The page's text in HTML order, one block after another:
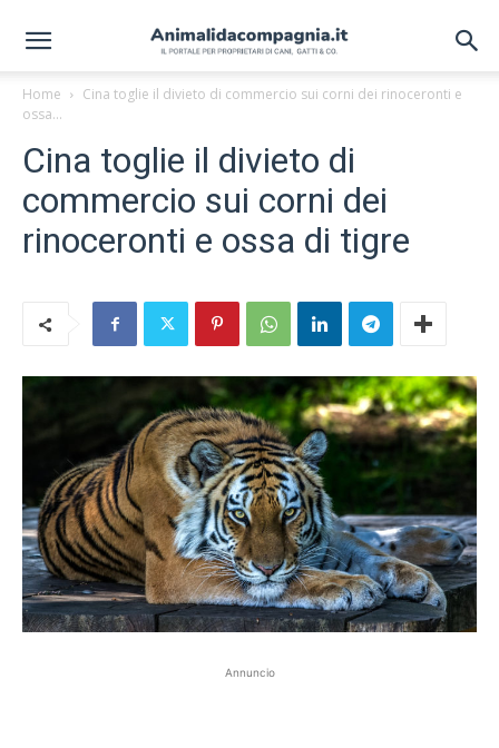
Home
Cina toglie il divieto di commercio sui corni dei rinoceronti e
ossa...
Cina toglie il divieto di
commercio sui corni dei
rinoceronti e ossa di tigre
Annuncio